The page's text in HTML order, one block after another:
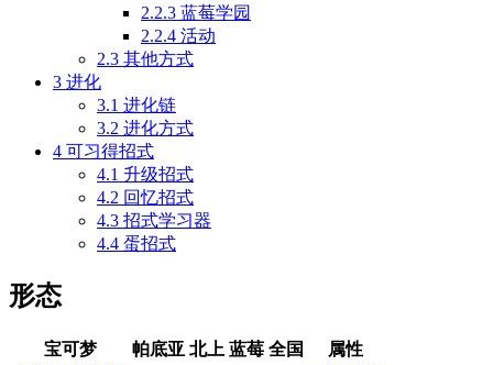
2.2.3 蓝莓学园
2.2.4 活动
2.3 其他方式
3 进化
3.1 进化链
3.2 进化方式
4 可习得招式
4.1 升级招式
4.2 回忆招式
4.3 招式学习器
4.4 蛋招式
形态
宝可梦 帕底亚 北上 蓝莓 全国
属性